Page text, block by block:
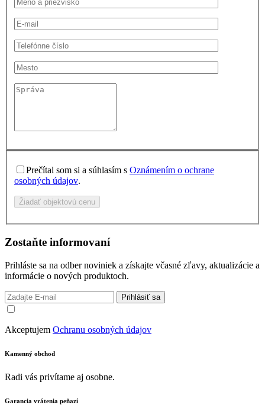
Prečítal som si a súhlasím s Oznámením o ochrane
osobných údajov.
Žiadať objektovú cenu
Zostaňte informovaní
Prihláste sa na odber noviniek a získajte včasné zľavy, aktualizácie a
informácie o nových produktoch.
Prihlásiť sa
Akceptujem Ochranu osobných údajov
Kamenný obchod
Radi vás privítame aj osobne.
Garancia vrátenia peňazí